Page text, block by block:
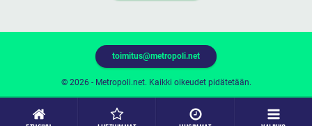
© 2026 - Metropoli.net. Kaikki oikeudet pidätetään.
toimitus@metropoli.net